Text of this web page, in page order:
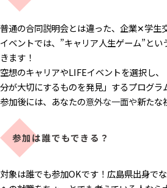
普通の合同説明会とは違った、企業✕学生
イベントでは、”キャリア人生ゲーム”と
きます！
空想のキャリアやLIFEイベントを選択し
分が大切にするものを発見」するプログラ
参加後には、あなたの意外な一面や新たな
参加は誰でもできる？
対象は誰でも参加OKです！広島県出身で